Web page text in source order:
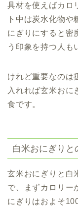
具材を使えばカロ
ト中は炭水化物
にぎりにすると密
う印象を持つ人も
けれど重要なのは
入れれば玄米おに
食です。
白米おにぎりと
玄米おにぎりと 白
で、
まずカロリー
にぎりはおよそ